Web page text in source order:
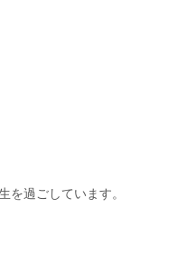
過ごしています。